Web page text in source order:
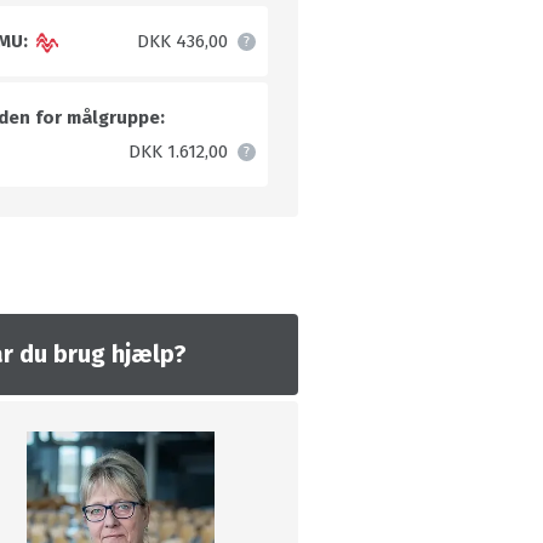
DKK 436,00
for målgruppe:
DKK 1.612,00
du brug hjælp?